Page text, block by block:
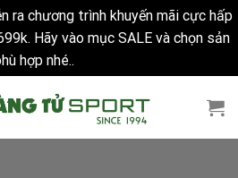
ra chương trình khuyến mãi cực hấp
Hãy vào mục SALE và chọn sản
hợp nhé..